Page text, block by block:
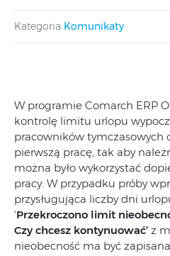
Kategoria Komunikaty
W programie Comarch ERP
kontrolę limitu urlopu
pracowników tymczasowych
pierwszą pracę, tak aby
można było wykorzystać
pracy. W przypadku próby
przysługująca liczby dni
‘Przekroczono limit
Czy chcesz kontynuować’ z
nieobecność ma być